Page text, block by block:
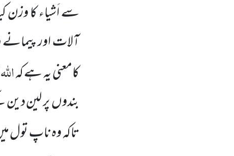
سے اَشیاء کا وزن
آلات اور
کامعنی یہ ہے کہ
بندوںپر لین
تاکہ وہ ناپ تول